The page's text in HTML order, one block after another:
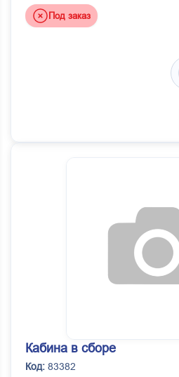
Под заказ
Кабина в сборе
Код: 83382